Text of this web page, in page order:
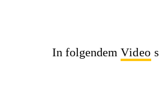
In folgendem Video